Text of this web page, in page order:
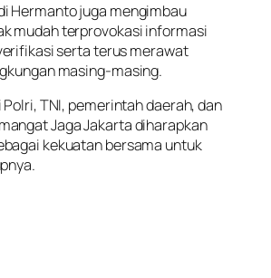
Hermanto juga mengimbau
mudah terprovokasi informasi
serta terus merawat
masing-masing.
Polri, TNI, pemerintah daerah, dan
Jaga Jakarta diharapkan
kekuatan bersama untuk